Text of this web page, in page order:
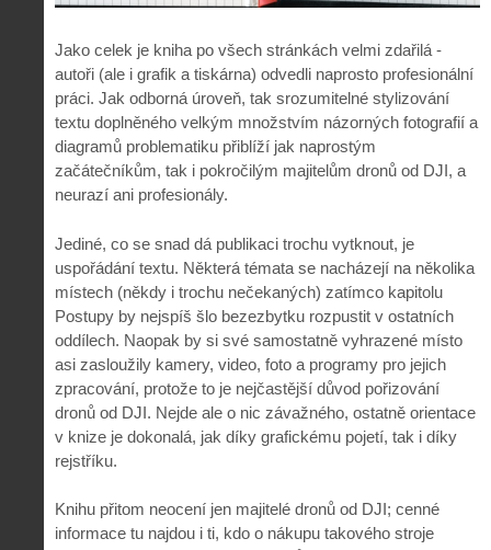
Jako celek je kniha po všech stránkách velmi zdařilá -
autoři (ale i grafik a tiskárna) odvedli naprosto profesionální
práci. Jak odborná úroveň, tak srozumitelné stylizování
textu doplněného velkým množstvím názorných fotografií a
diagramů problematiku přiblíží jak naprostým
začátečníkům, tak i pokročilým majitelům dronů od DJI, a
neurazí ani profesionály.
Jediné, co se snad dá publikaci trochu vytknout, je
uspořádání textu. Některá témata se nacházejí na několika
místech (někdy i trochu nečekaných) zatímco kapitolu
Postupy by nejspíš šlo bezezbytku rozpustit v ostatních
oddílech. Naopak by si své samostatně vyhrazené místo
asi zasloužily kamery, video, foto a programy pro jejich
zpracování, protože to je nejčastější důvod pořizování
dronů od DJI. Nejde ale o nic závažného, ostatně orientace
v knize je dokonalá, jak díky grafickému pojetí, tak i díky
rejstříku.
Knihu přitom neocení jen majitelé dronů od DJI; cenné
informace tu najdou i ti, kdo o nákupu takového stroje